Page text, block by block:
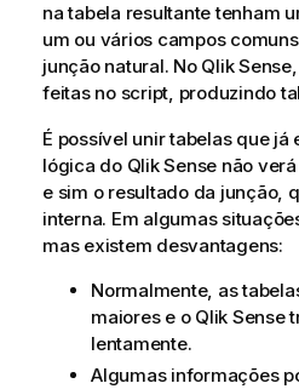
na tabela resultante tenham
um ou vários campos
junção natural. No Qlik Sense
feitas no script, produzindo
É possível unir tabelas que já
lógica do Qlik Sense não
e sim o resultado da junção,
interna. Em algumas
mas existem desvantagens:
Normalmente, as
maiores e o Qlik Sense
lentamente.
Algumas informações